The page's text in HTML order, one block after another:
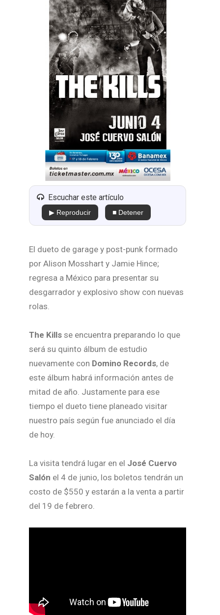
Escuchar este artículo
▶ Reproducir ■ Detener
El dueto de garage y post-punk formado
por Alison Mosshart y Jamie Hince;
regresa a México para presentar su
desgarrador y explosivo show con nuevas
rolas.
The Kills se encuentra preparando lo que
será su quinto álbum de estudio
nuevamente con Domino Records, de
este álbum habrá información antes de
mitad de año. Justamente para ese
tiempo el dueto tiene planeado visitar
nuestro país según fue anunciado el día
de hoy.
La visita tendrá lugar en el José Cuervo
Salón el 4 de junio, los boletos tendrán un
costo de $550 y estarán a la venta a partir
del 19 de febrero.